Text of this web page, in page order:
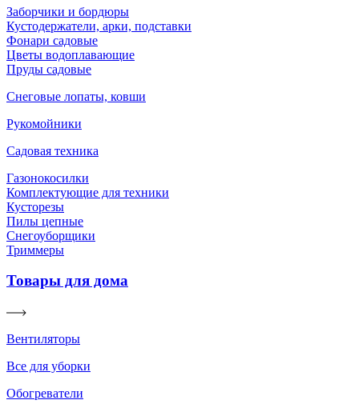
Заборчики и бордюры
Кустодержатели, арки, подставки
Фонари садовые
Цветы водоплавающие
Пруды садовые
Снеговые лопаты, ковши
Рукомойники
Садовая техника
Газонокосилки
Комплектующие для техники
Кусторезы
Пилы цепные
Снегоуборщики
Триммеры
Товары для дома
Вентиляторы
Все для уборки
Обогреватели